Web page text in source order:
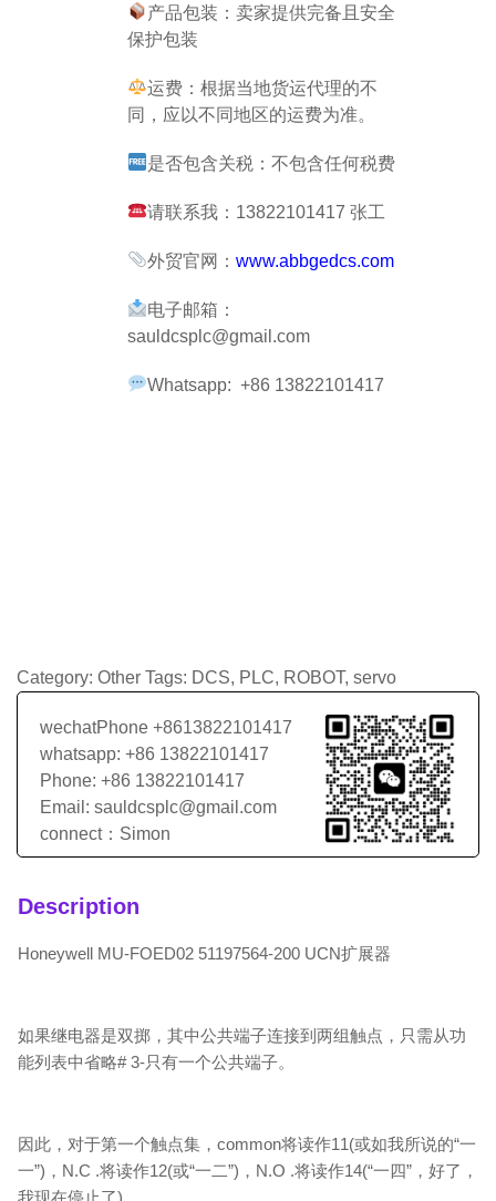
产品包装：卖家提供完备且安全
保护包装
运费：根据当地货运代理的不
同，应以不同地区的运费为准。
是否包含关税：不包含任何税费
请联系我：13822101417 张工
外贸官网：www.abbgedcs.com
电子邮箱：
sauldcsplc@gmail.com
Whatsapp: +86 13822101417
Category: Other Tags: DCS, PLC, ROBOT, servo
wechatPhone +8613822101417
whatsapp: +86 13822101417
Phone: +86 13822101417
Email: sauldcsplc@gmail.com
connect：Simon
Description
Honeywell MU-FOED02 51197564-200 UCN扩展器
如果继电器是双掷，其中公共端子连接到两组触点，只需从功
能列表中省略# 3-只有一个公共端子。
因此，对于第一个触点集，common将读作11(或如我所说的“一
一”)，N.C .将读作12(或“一二”)，N.O .将读作14(“一四”，好了，
我现在停止了)。